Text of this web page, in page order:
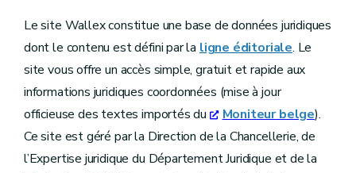
Le site Wallex constitue une base de données juridiques
dont le contenu est défini par la ligne éditoriale. Le
site vous offre un accès simple, gratuit et rapide aux
informations juridiques coordonnées (mise à jour
officieuse des textes importés du
Moniteur belge).
Ce site est géré par la Direction de la Chancellerie, de
l’Expertise juridique du Département Juridique et de la